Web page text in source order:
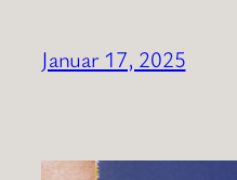
Januar 17, 2025